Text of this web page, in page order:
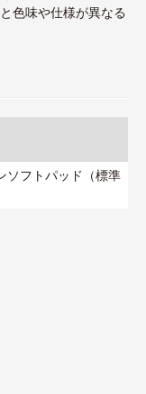
色味や仕様が異なる
ソフトパッド（標準